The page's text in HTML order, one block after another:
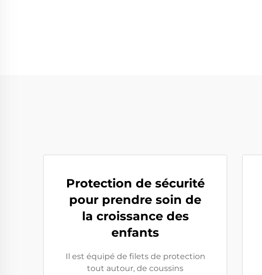
Protection de sécurité
pour prendre soin de
la croissance des
enfants
Il est équipé de filets de protection
tout autour, de coussins